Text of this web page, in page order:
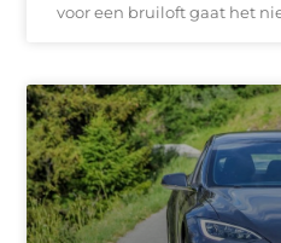
voor een bruiloft gaat het